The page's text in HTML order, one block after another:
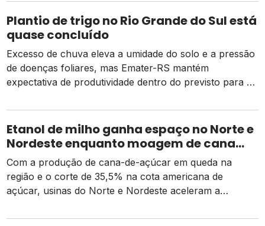
Plantio de trigo no Rio Grande do Sul está
quase concluído
Excesso de chuva eleva a umidade do solo e a pressão
de doenças foliares, mas Emater-RS mantém
expectativa de produtividade dentro do previsto para a
Etanol de milho ganha espaço no Norte e
Nordeste enquanto moagem de cana
recua e tarifa dos EUA pressiona usinas
Com a produção de cana-de-açúcar em queda na
região e o corte de 35,5% na cota americana de
açúcar, usinas do Norte e Nordeste aceleram a
de receita e competitividade.